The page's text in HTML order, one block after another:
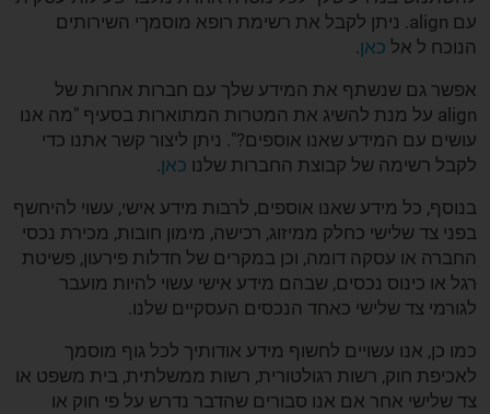
עם align. ניתן לקבל את רשימת רופא מוסמךי השירותים
הנוכח ל אל כאן.
אפשר גם שנשתף את המידע שלך עם חברות אחרות של
align על מנת להשיג את המטרות המתוארות בסעיף "מה אנו
עושים עם המידע שאנו אוספים?". ניתן ליצור קשר אתנו כדי
לקבל רשימה של קבוצת החברות שלנו כאן.
בנוסף, כל מידע שאנו אוספים, לרבות מידע אישי, עשוי להיחשף
בפני צד שלישי כחלק ממיזוג, רכישה, מימון חובות, מכירת נכסי
החברה או עסקה דומה, וכן במקרים של חדלות פירעון, פשיטת
רגל או כינוס נכסים, שבהם מידע אישי עשוי להיות מועבר
לגורמי צד שלישי כאחד הנכסים העסקיים שלנו.
כמו כן, אנו עשויים לחשוף מידע אודותיך לכל גוף מוסמך
לאכיפת חוק, רשות רגולטורית, רשות ממשלתית, בית משפט או
צד שלישי אחר אם אנו סבורים שהדבר נדרש על פי חוק או